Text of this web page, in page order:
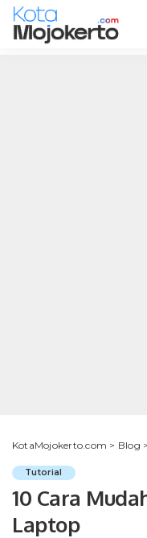
KotaMojokerto.com > Blog >
Tutorial
10 Cara
Laptop